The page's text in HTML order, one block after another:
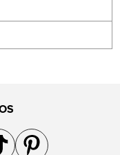
Instagram
gente no YouTube
a gente no TikTok
Acompanhe a gente no